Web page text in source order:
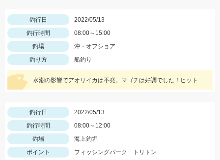
釣行日
2022/05/13
釣行時間
08:00～15:00
釣場
沖・オフショア
釣り方
船釣り
水潮の影響でアオリイカは不発。マゴチは好調でした！ヒットルアーはスタッガー3インチアカキン
釣行日
2022/05/13
釣行時間
08:00～12:00
釣場
海上釣堀
ポイント
フィッシングパーク トリトン